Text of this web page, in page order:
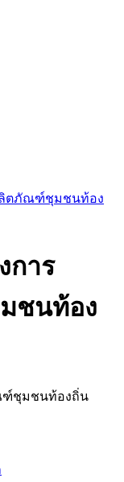
ลิตภัณฑ์ชุมชนท้อง
การ
ชนท้อง
ฑ์ชุมชนท้องถิ่น